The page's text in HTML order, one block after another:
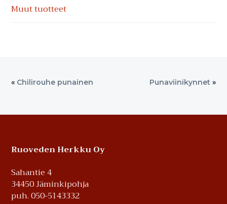
Muut tuotteet
« Chilirouhe punainen Punaviinikynnet »
Footer
Ruoveden Herkku Oy
Sahantie 4
34450 Jäminkipohja
puh. 050-5143332